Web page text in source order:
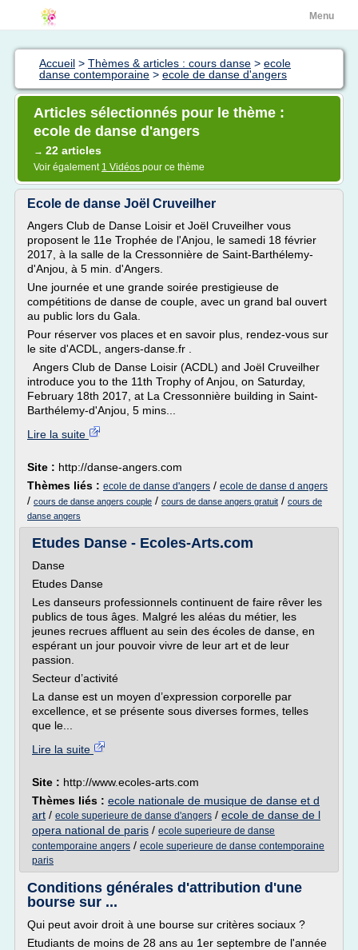
Menu
Accueil > Thèmes & articles : cours danse > ecole
danse contemporaine > ecole de danse d'angers
Articles sélectionnés pour le thème :
ecole de danse d'angers
→ 22 articles
Voir également 1 Vidéos pour ce thème
Ecole de danse Joël Cruveilher
Angers Club de Danse Loisir et Joël Cruveilher vous
proposent le 11e Trophée de l'Anjou, le samedi 18 février
2017, à la salle de la Cressonnière de Saint-Barthélemy-
d'Anjou, à 5 min. d'Angers.
Une journée et une grande soirée prestigieuse de
compétitions de danse de couple, avec un grand bal ouvert
au public lors du Gala.
Pour réserver vos places et en savoir plus, rendez-vous sur
le site d'ACDL, angers-danse.fr .
Angers Club de Danse Loisir (ACDL) and Joël Cruveilher
introduce you to the 11th Trophy of Anjou, on Saturday,
February 18th 2017, at La Cressonnière building in Saint-
Barthélemy-d'Anjou, 5 mins...
Lire la suite
Site : http://danse-angers.com
Thèmes liés : ecole de danse d'angers / ecole de danse d angers
/ cours de danse angers couple / cours de danse angers gratuit / cours de
danse angers
Etudes Danse - Ecoles-Arts.com
Danse
Etudes Danse
Les danseurs professionnels continuent de faire rêver les
publics de tous âges. Malgré les aléas du métier, les
jeunes recrues affluent au sein des écoles de danse, en
espérant un jour pouvoir vivre de leur art et de leur
passion.
Secteur d’activité
La danse est un moyen d’expression corporelle par
excellence, et se présente sous diverses formes, telles
que le...
Lire la suite
Site : http://www.ecoles-arts.com
Thèmes liés : ecole nationale de musique de danse et d
art / ecole superieure de danse d'angers / ecole de danse de l
opera national de paris / ecole superieure de danse
contemporaine angers / ecole superieure de danse contemporaine
paris
Conditions générales d'attribution d'une
bourse sur ...
Qui peut avoir droit à une bourse sur critères sociaux ?
Etudiants de moins de 28 ans au 1er septembre de l'année